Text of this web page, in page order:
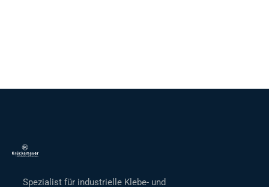
Spezialist für industrielle Klebe- und